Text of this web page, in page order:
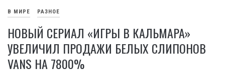
В МИРЕ РАЗНОЕ
НОВЫЙ СЕРИАЛ «ИГРЫ В КАЛЬМАРА»
УВЕЛИЧИЛ ПРОДАЖИ БЕЛЫХ СЛИПОНОВ
VANS НА 7800%